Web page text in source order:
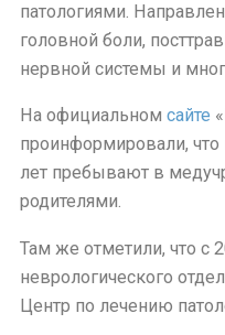
патологиями.
головной боли,
нервной системы и
На официальном сайте
проинформировали,
лет пребывают в
родителями.
Там же отметили, что с
неврологического
Центр по лечению